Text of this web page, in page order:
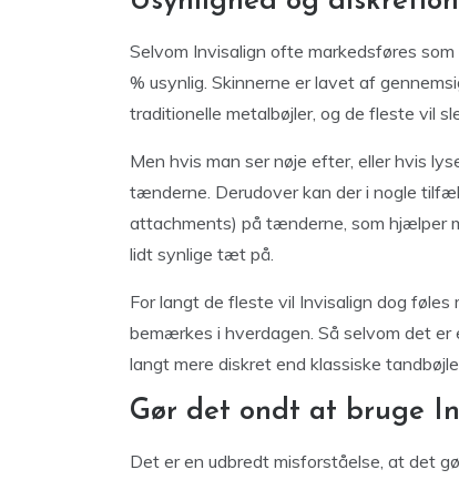
Selvom Invisalign ofte markedsføres
% usynlig. Skinnerne er lavet af
traditionelle metalbøjler, og de fleste vil
Men hvis man ser nøje efter, eller hvis
tænderne. Derudover kan der i nogle
attachments) på tænderne, som hjælper
lidt synlige tæt på.
For langt de fleste vil Invisalign dog
bemærkes i hverdagen. Så selvom det
langt mere diskret end klassiske
Gør det ondt at bruge
Det er en udbredt misforståelse, at det